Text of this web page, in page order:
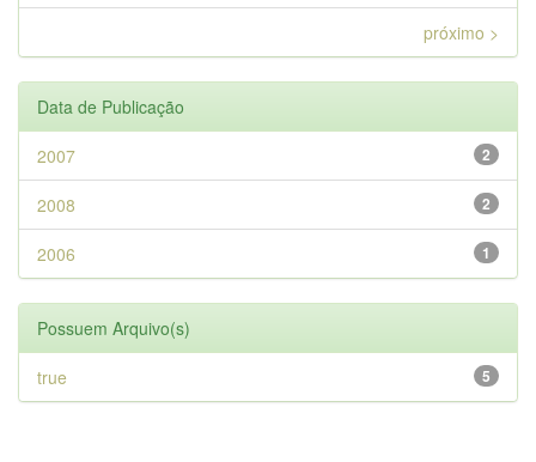
próximo >
Data de Publicação
2
2007
2
2008
1
2006
Possuem Arquivo(s)
5
true